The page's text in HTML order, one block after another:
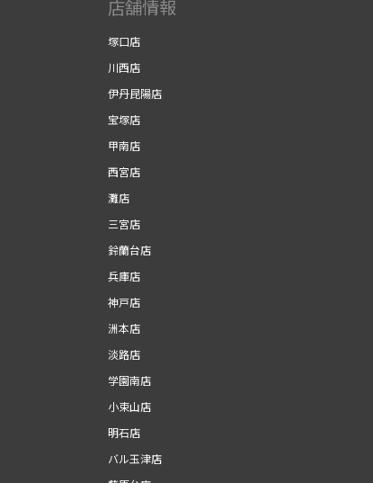
店舗情報
塚口店
川西店
伊丹昆陽店
宝塚店
甲南店
西宮店
灘店
三宮店
鈴蘭台店
兵庫店
神戸店
洲本店
淡路店
学園南店
小束山店
明石店
バル玉津店